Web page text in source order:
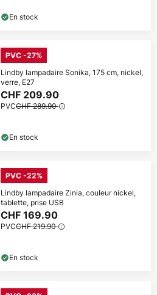
En stock
PVC -27%
Lindby lampadaire Sonika, 175 cm, nickel,
verre, E27
CHF 209.90
PVCCHF 289.90
En stock
PVC -22%
Lindby lampadaire Zinia, couleur nickel,
tablette, prise USB
CHF 169.90
PVCCHF 219.90
En stock